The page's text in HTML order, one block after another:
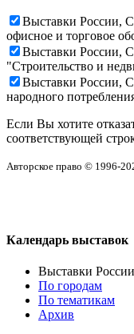
Выставки России,
офисное и торговое
Выставки России,
"Строительство и
Выставки России,
народного
Если Вы хотите
соответствующей
Авторское право © 1996-
Календарь выставок
Выставки России
По городам
По тематикам
Архив